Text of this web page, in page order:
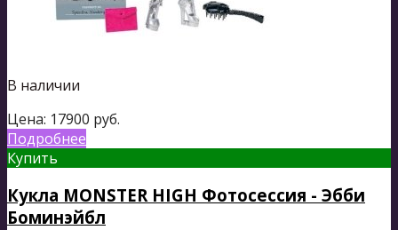
В наличии
Цена: 17900 руб.
Подробнее
Купить
Кукла MONSTER HIGH Фотосессия - Эбби
Боминэйбл